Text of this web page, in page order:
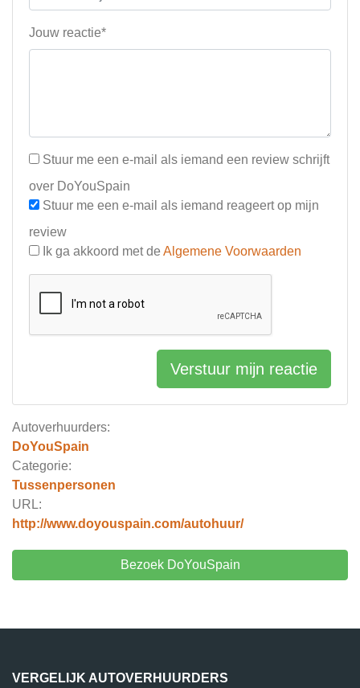
Autoverhuurders:
DoYouSpain
Categorie:
Tussenpersonen
URL:
http://www.doyouspain.com/autohuur/
Bezoek DoYouSpain
Jouw reactie*
Stuur me een e-mail als iemand een review schrijft
over DoYouSpain
Stuur me een e-mail als iemand reageert op mijn
review
Ik ga akkoord met de Algemene Voorwaarden
Verstuur mijn reactie
VERGELIJK AUTOVERHUURDERS